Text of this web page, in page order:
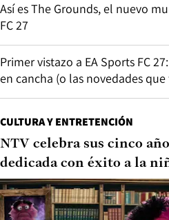
Así es The Grounds, el nuevo
FC 27
Primer vistazo a EA Sports FC
en cancha (o las novedades que
CULTURA Y ENTRETENCIÓN
NTV celebra sus cinco
dedicada con éxito a la